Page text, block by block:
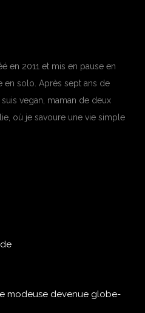
en 2011 et mis en pause en
en solo. Après sept ans de
vegan, maman de deux
où je savoure une vie simple
modeuse devenue globe-